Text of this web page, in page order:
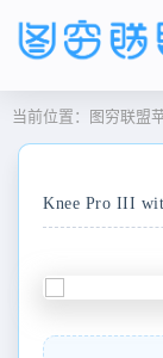
当前位置： 图穷联盟
Knee Pro III